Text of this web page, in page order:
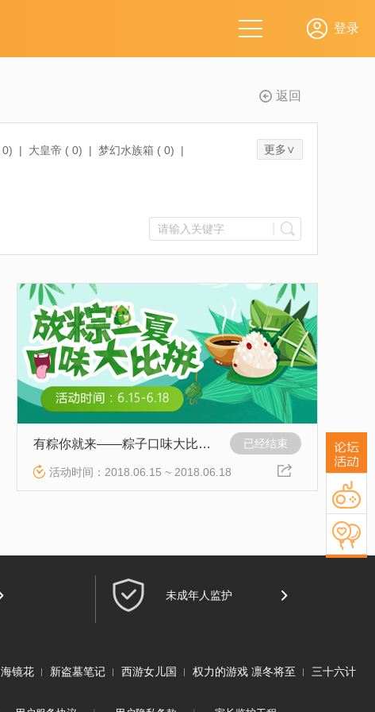
返回
0) | 大皇帝 ( 0) | 梦幻水族箱 ( 0)
|
更多∨
有粽你就来——粽子口味大比拼,哪一种是你的菜？ 已经结束
活动时间：2018.06.15 ~ 2018.06.18